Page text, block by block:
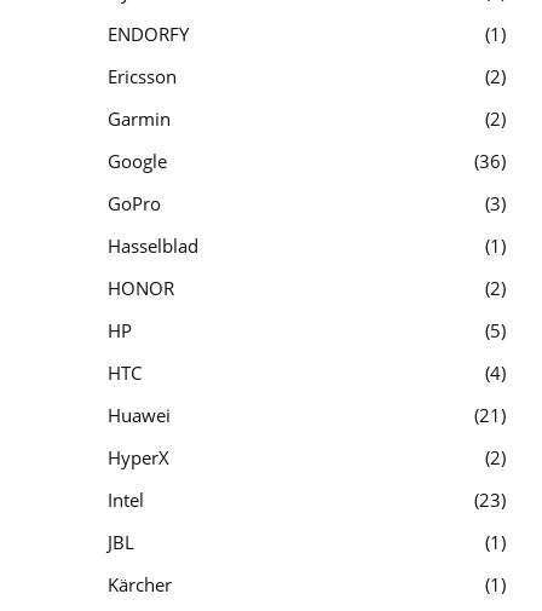
ENDORFY
1
Ericsson
2
Garmin
2
Google
36
GoPro
3
Hasselblad
1
HONOR
2
HP
5
HTC
4
Huawei
21
HyperX
2
Intel
23
JBL
1
Kärcher
1